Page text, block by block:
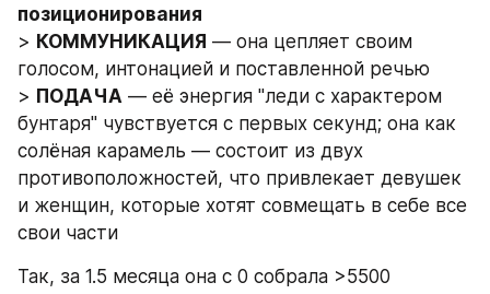
позиционирования
> КОММУНИКАЦИЯ — она цепляет своим
голосом, интонацией и поставленной речью
> ПОДАЧА — её энергия "леди с характером
бунтаря" чувствуется с первых секунд; она как
солёная карамель — состоит из двух
противоположностей, что привлекает девушек
и женщин, которые хотят совмещать в себе все
свои части
Так, за 1.5 месяца она с 0 собрала >5500